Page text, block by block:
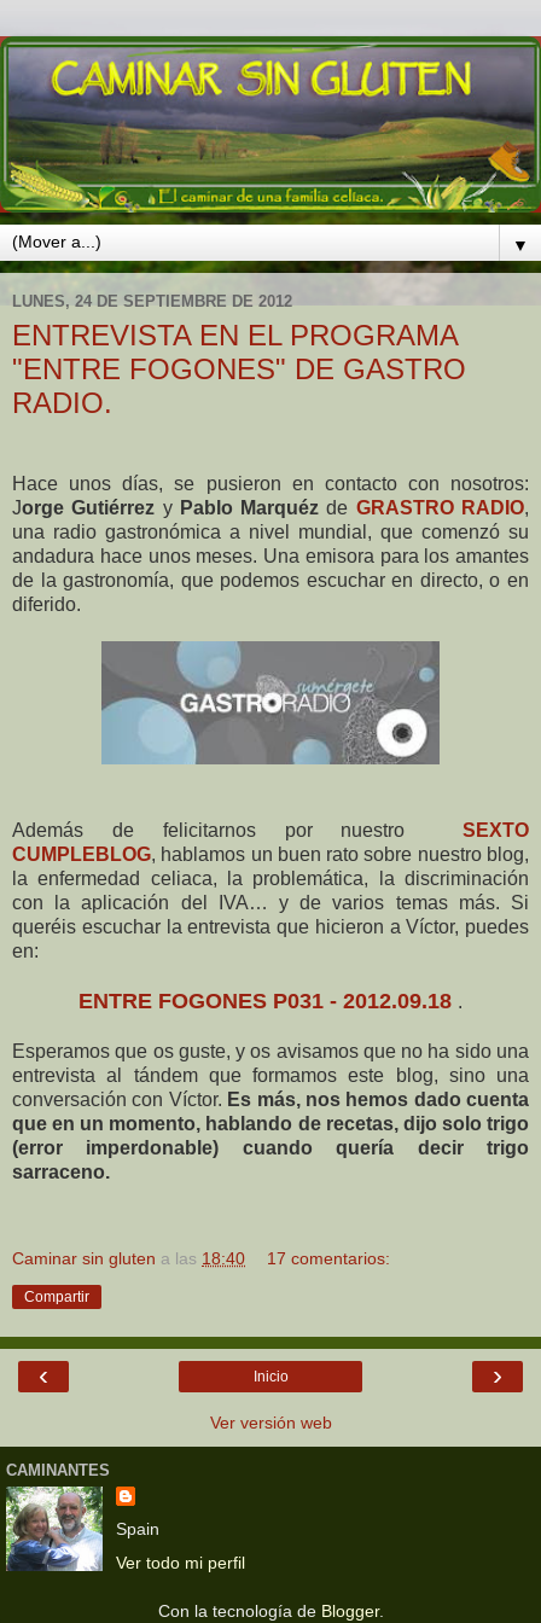
▼
LUNES, 24 DE SEPTIEMBRE DE 2012
ENTREVISTA EN EL PROGRAMA
"ENTRE FOGONES" DE GASTRO
RADIO.
Hace unos días, se pusieron en contacto con nosotros:
Jorge Gutiérrez y Pablo Marquéz de GRASTRO RADIO,
una radio gastronómica a nivel mundial, que comenzó su
andadura hace unos meses. Una emisora para los amantes
de la gastronomía, que podemos escuchar en directo, o en
diferido.
Además de felicitarnos por nuestro SEXTO
CUMPLEBLOG, hablamos un buen rato sobre nuestro blog,
la enfermedad celiaca, la problemática, la discriminación
con la aplicación del IVA… y de varios temas más. Si
queréis escuchar la entrevista que hicieron a Víctor, puedes
en:
ENTRE FOGONES P031 - 2012.09.18 .
Esperamos que os guste, y os avisamos que no ha sido una
entrevista al tándem que formamos este blog, sino una
conversación con Víctor. Es más, nos hemos dado cuenta
que en un momento, hablando de recetas, dijo solo trigo
(error imperdonable) cuando quería decir trigo
sarraceno.
Caminar sin gluten a las 18:40 17 comentarios:
Compartir
‹ ›
Inicio
Ver versión web
CAMINANTES
Spain
Ver todo mi perfil
Con la tecnología de Blogger.